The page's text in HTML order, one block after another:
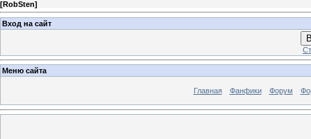
[RobSten]
Вход на сайт
Меню сайта
Главная Фанфики Форум